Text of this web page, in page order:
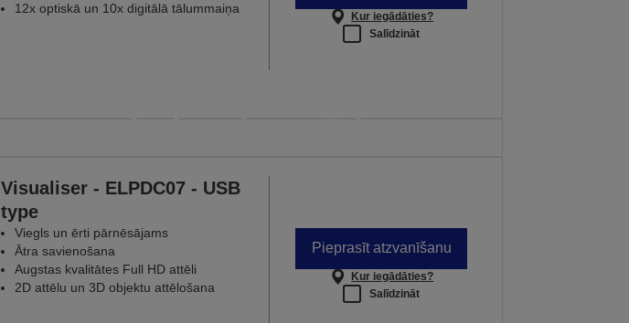
12x optiskā un 10x digitālā tālummaiņa
Kur iegādāties?
Salīdzināt
ATKLĀT VAIRĀK
Visualiser - ELPDC07 - USB
type
Viegls un ērti pārnēsājams
Ātra savienošana
Augstas kvalitātes Full HD attēli
2D attēlu un 3D objektu attēlošana
Pieprasīt atzvanīšanu
Kur iegādāties?
Salīdzināt